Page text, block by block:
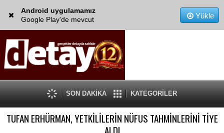
Android uygulamamız
Google Play'de mevcut
Yükle
SON DAKİKA KATEGORİLER
TUFAN ERHÜRMAN, YETKİLİLERİN NÜFUS TAHMİNLERİNİ TİYE